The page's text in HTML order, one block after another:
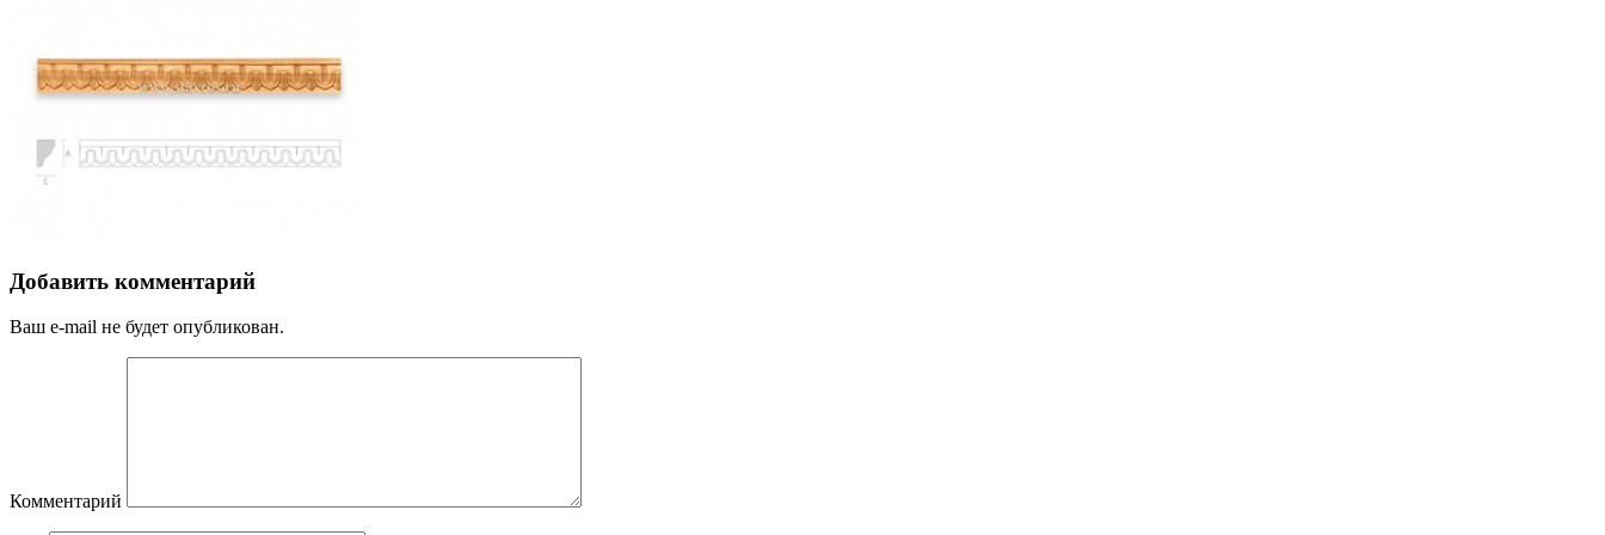
Добавить комментарий
Ваш e-mail не будет опубликован.
Комментарий